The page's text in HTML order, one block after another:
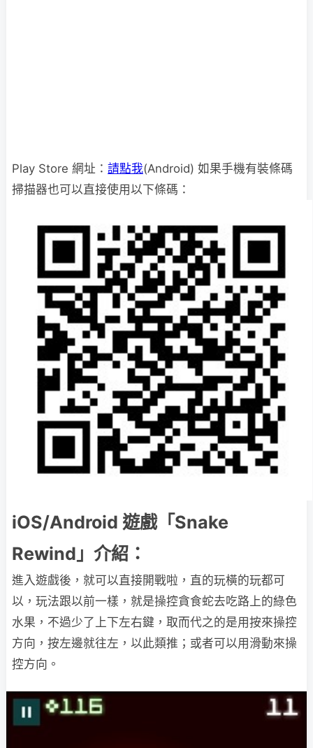
Play Store 網址： 請點我(Android) 如果手機有裝條碼
掃描器也可以直接使用以下條碼：
iOS/Android 遊戲「Snake
Rewind」介紹：
進入遊戲後，就可以直接開戰啦，直的玩橫的玩都可
以，玩法跟以前一樣，就是操控貪食蛇去吃路上的綠色
水果，不過少了上下左右鍵，取而代之的是用按來操控
方向，按左邊就往左，以此類推；或者可以用滑動來操
控方向。